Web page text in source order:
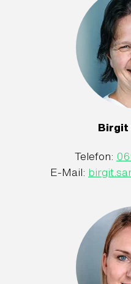
Birgit
Telefon:
E-Mail: